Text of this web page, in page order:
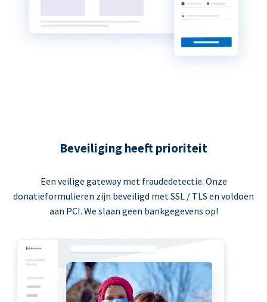
Beveiliging heeft prioriteit
Een veilige gateway met fraudedetectie. Onze
donatieformulieren zijn beveiligd met SSL / TLS en voldoen
aan PCI. We slaan geen bankgegevens op!